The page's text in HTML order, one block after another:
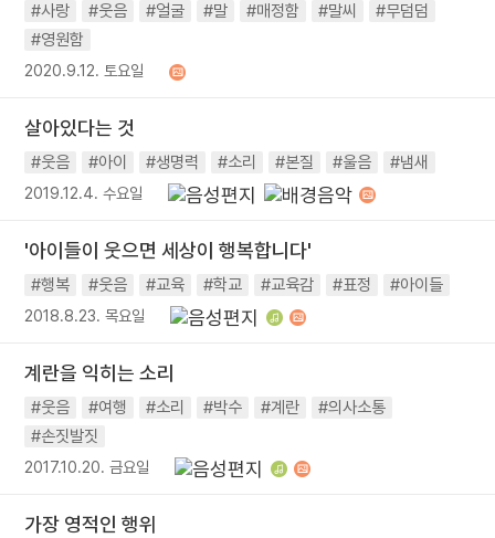
#사랑 #웃음 #얼굴 #말 #매정함 #말씨
#무덤덤
#영원함
2020.9.12. 토요일
살아있다는 것
#웃음 #아이 #생명력 #소리 #본질 #울음 #냄새
2019.12.4. 수요일
'아이들이 웃으면 세상이 행복합니다'
#행복 #웃음 #교육 #학교 #교육감 #표정 #아이들
2018.8.23. 목요일
계란을 익히는 소리
#웃음 #여행 #소리 #박수 #계란
#의사소통
#손짓발짓
2017.10.20. 금요일
가장 영적인 행위